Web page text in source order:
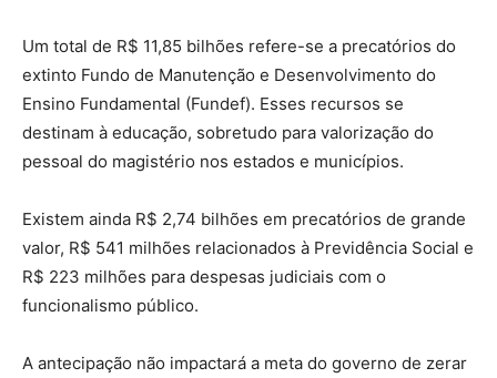
Um total de R$ 11,85 bilhões refere-se a precatórios do
extinto Fundo de Manutenção e Desenvolvimento do
Ensino Fundamental (Fundef). Esses recursos se
destinam à educação, sobretudo para valorização do
pessoal do magistério nos estados e municípios.
Existem ainda R$ 2,74 bilhões em precatórios de grande
valor, R$ 541 milhões relacionados à Previdência Social e
R$ 223 milhões para despesas judiciais com o
funcionalismo público.
A antecipação não impactará a meta do governo de zerar